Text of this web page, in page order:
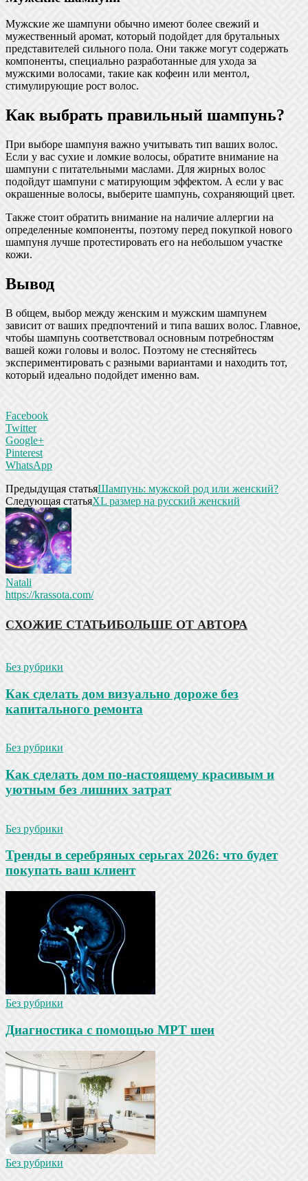
Мужские же шампуни обычно имеют более свежий и
мужественный аромат, который подойдет для брутальных
представителей сильного пола. Они также могут содержать
компоненты, специально разработанные для ухода за
мужскими волосами, такие как кофеин или ментол,
стимулирующие рост волос.
Как выбрать правильный шампунь?
При выборе шампуня важно учитывать тип ваших волос.
Если у вас сухие и ломкие волосы, обратите внимание на
шампуни с питательными маслами. Для жирных волос
подойдут шампуни с матирующим эффектом. А если у вас
окрашенные волосы, выберите шампунь, сохраняющий цвет.
Также стоит обратить внимание на наличие аллергии на
определенные компоненты, поэтому перед покупкой нового
шампуня лучше протестировать его на небольшом участке
кожи.
Вывод
В общем, выбор между женским и мужским шампунем
зависит от ваших предпочтений и типа ваших волос. Главное,
чтобы шампунь соответствовал основным потребностям
вашей кожи головы и волос. Поэтому не стесняйтесь
экспериментировать с разными вариантами и находить тот,
который идеально подойдет именно вам.
Facebook
Twitter
Google+
Pinterest
WhatsApp
Предыдущая статьяШампунь: мужской род или женский?
Следующая статьяXL размер на русский женский
Natali
https://krassota.com/
СХОЖИЕ СТАТЬИБОЛЬШЕ ОТ АВТОРА
Без рубрики
Как сделать дом визуально дороже без
капитального ремонта
Без рубрики
Как сделать дом по-настоящему красивым и
уютным без лишних затрат
Без рубрики
Тренды в серебряных серьгах 2026: что будет
покупать ваш клиент
Без рубрики
Диагностика с помощью МРТ шеи
Без рубрики